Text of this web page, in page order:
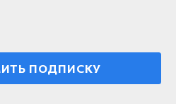
ПОДПИСКУ